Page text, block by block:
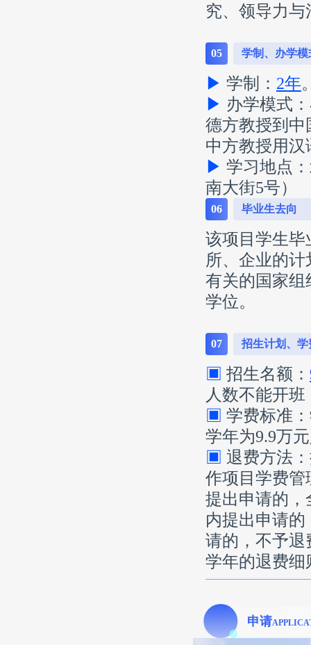
究、领导力
05 学制、办学
▶ 学制： 2年
▶ 办学模式
德方教授到中
中方教授用
▶ 学习地点
南大街5号）
06 毕业生去向
该项目学生毕
所、企业的
有关的国家组
学位。
07 招生计划、
▣ 招生名额：
人数不能开
▣ 学费标准
学年为9.9万
▣ 退费方法
作项目学费管
提出申请的，
内提出申请
请的，不予退
学年的退费细
申请